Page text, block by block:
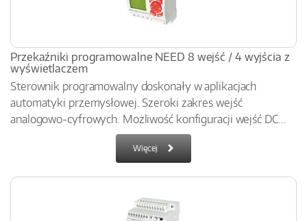
Przekaźniki programowalne NEED 8 wejść / 4 wyjścia z
wyświetlaczem
Sterownik programowalny doskonały w aplikacjach
automatyki przemysłowej. Szeroki zakres wejść
analogowo-cyfrowych. Możliwość konfiguracji wejść DC...
Więcej